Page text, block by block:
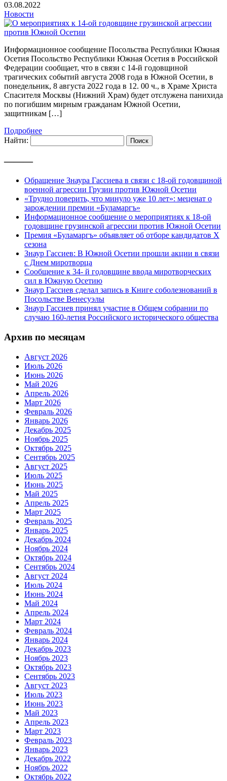
03.08.2022
Новости
Информационное сообщение Посольства Республики Южная
Осетия Посольство Республики Южная Осетия в Российской
Федерации сообщает, что в связи с 14-й годовщиной
трагических событий августа 2008 года в Южной Осетии, в
понедельник, 8 августа 2022 года в 12. 00 ч., в Храме Христа
Спасителя Москвы (Нижний Храм) будет отслужена панихида
по погибшим мирным гражданам Южной Осетии,
защитникам […]
Подробнее
Найти:
———
Обращение Знаура Гассиева в связи с 18-ой годовщиной
военной агрессии Грузии против Южной Осетии
«Трудно поверить, что минуло уже 10 лет»: меценат о
зарождении премии «Буламаргъ»
Информационное сообщение о мероприятиях к 18-ой
годовщине грузинской агрессии против Южной Осетии
Премия «Буламаргъ» объявляет об отборе кандидатов Х
сезона
Знаур Гассиев: В Южной Осетии прошли акции в связи
с Днем миротворца
Сообщение к 34- й годовщине ввода миротворческих
сил в Южную Осетию
Знаур Гассиев сделал запись в Книге соболезнований в
Посольстве Венесуэлы
Знаур Гассиев принял участие в Общем собрании по
случаю 160-летия Российского исторического общества
Архив по месяцам
Август 2026
Июль 2026
Июнь 2026
Май 2026
Апрель 2026
Март 2026
Февраль 2026
Январь 2026
Декабрь 2025
Ноябрь 2025
Октябрь 2025
Сентябрь 2025
Август 2025
Июль 2025
Июнь 2025
Май 2025
Апрель 2025
Март 2025
Февраль 2025
Январь 2025
Декабрь 2024
Ноябрь 2024
Октябрь 2024
Сентябрь 2024
Август 2024
Июль 2024
Июнь 2024
Май 2024
Апрель 2024
Март 2024
Февраль 2024
Январь 2024
Декабрь 2023
Ноябрь 2023
Октябрь 2023
Сентябрь 2023
Август 2023
Июль 2023
Июнь 2023
Май 2023
Апрель 2023
Март 2023
Февраль 2023
Январь 2023
Декабрь 2022
Ноябрь 2022
Октябрь 2022